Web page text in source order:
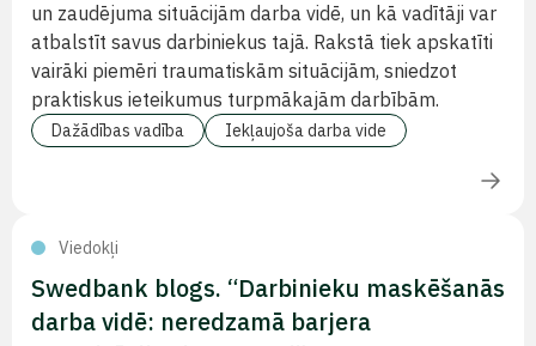
un zaudējuma situācijām darba vidē, un kā vadītāji var
atbalstīt savus darbiniekus tajā. Rakstā tiek apskatīti
vairāki piemēri traumatiskām situācijām, sniedzot
praktiskus ieteikumus turpmākajām darbībām.
Dažādības vadība Iekļaujoša darba vide
Viedokļi
Swedbank blogs. “Darbinieku maskēšanās
darba vidē: neredzamā barjera